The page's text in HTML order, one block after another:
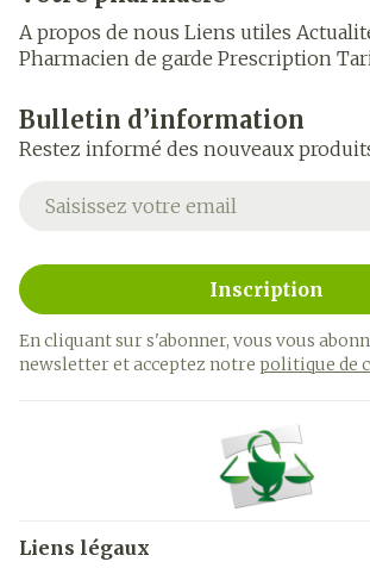
A propos de nous Liens utiles
Pharmacien de garde Prescription
Bulletin d’information
Restez informé des nouveaux
Adresse mail
Inscription
En cliquant sur s'abonner, vous vous
newsletter et acceptez notre politique de
Liens légaux